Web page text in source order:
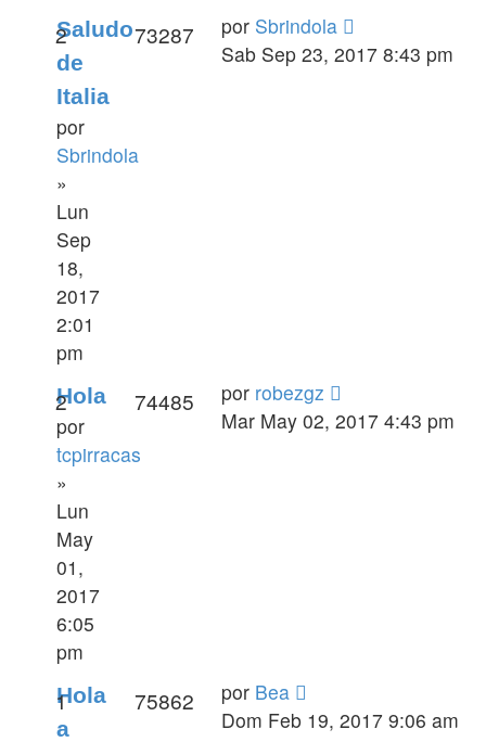
Saludo
de
Italia
por
Sbrindola
»
Lun
Sep
18,
2017
2:01
pm
2 73287 por Sbrindola
Sab Sep 23, 2017 8:43 pm
Hola
por
tcpirracas
»
Lun
May
01,
2017
6:05
pm
2 74485 por robezgz
Mar May 02, 2017 4:43 pm
Hola
a
1 75862 por Bea
Dom Feb 19, 2017 9:06 am